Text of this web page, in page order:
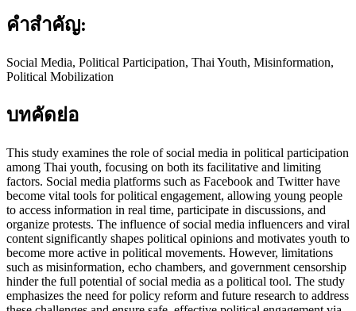
คำสำคัญ:
Social Media, Political Participation, Thai Youth, Misinformation,
Political Mobilization
บทคัดย่อ
This study examines the role of social media in political participation
among Thai youth, focusing on both its facilitative and limiting
factors. Social media platforms such as Facebook and Twitter have
become vital tools for political engagement, allowing young people
to access information in real time, participate in discussions, and
organize protests. The influence of social media influencers and viral
content significantly shapes political opinions and motivates youth to
become more active in political movements. However, limitations
such as misinformation, echo chambers, and government censorship
hinder the full potential of social media as a political tool. The study
emphasizes the need for policy reform and future research to address